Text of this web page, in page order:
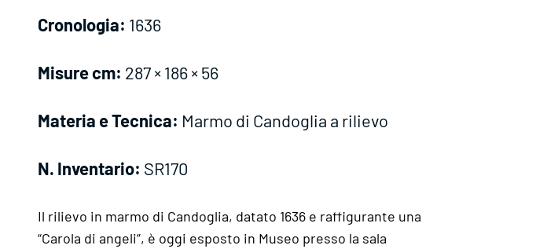
Cronologia: 1636
Misure cm: 287 × 186 × 56
Materia e Tecnica: Marmo di Candoglia a rilievo
N. Inventario: SR170
Il rilievo in marmo di Candoglia, datato 1636 e raffigurante una
“Carola di angeli”, è oggi esposto in Museo presso la sala